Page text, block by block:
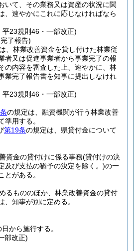
いて、その業務又は資産の状況に関
、速やかにこれに応じなければなら
23規則46・一部改正)
了報告)
、林業改善資金を貸し付けた林業従
者又は促進事業者から事業完了の報
の内容を審査した上、速やかに、林
業完了報告書を知事に提出しなけれ
23規則46・一部改正)
の規定は、融資機関が行う林業改善
準用する。
第19条の規定は、県貸付金について
資金の貸付けに係る事務(貸付けの決
及び支払の猶予の決定を除く。)の一
とがある。
るもののほか、林業改善資金の貸付
、知事が別に定める。
から施行する。
部改正)